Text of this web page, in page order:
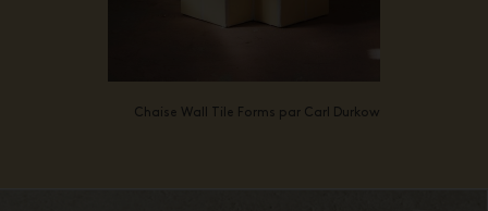
Chaise Wall Tile Forms par Carl Durkow